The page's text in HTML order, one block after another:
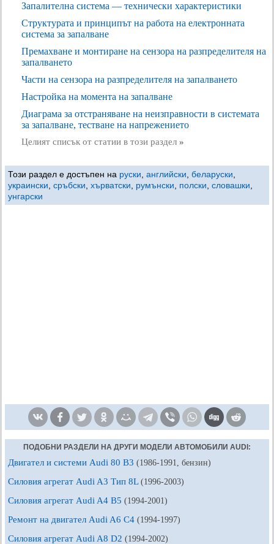
Запалителна система — технически характеристики
Структурата и принципът на работа на електронната
система за запалване
Премахване и монтиране на сензора на разпределителя на
запалването
Части на сензора на разпределителя на запалването
Настройка на момента на запалване
Диаграма за отстраняване на неизправности в системата
за запалване, тестване на напрежението
Целият списък от статии в този раздел »
Този раздел е достъпен на руски английски беларуски
украински сръбски хърватски румънски полски словашки
унгарски
ПОДОБНИ РАЗДЕЛИ НА ДРУГИ МОДЕЛИ АВТОМОБИЛИ AUDI:
Двигател и системи Audi 80 B3 (1986-1991, бензин)
Силовия агрегат Audi A3 Тип 8L (1996-2003)
Силовия агрегат Audi A4 B5 (1994-2001)
Ремонт на двигател Audi A6 C4 (1994-1997)
Силовия агрегат Audi A8 D2 (1994-2002)